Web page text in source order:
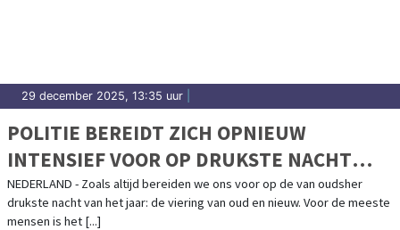
29 december 2025, 13:35 uur
POLITIE BEREIDT ZICH OPNIEUW
INTENSIEF VOOR OP DRUKSTE NACHT
VAN HET JAAR
NEDERLAND - Zoals altijd bereiden we ons voor op de van oudsher
drukste nacht van het jaar: de viering van oud en nieuw. Voor de meeste
mensen is het [...]